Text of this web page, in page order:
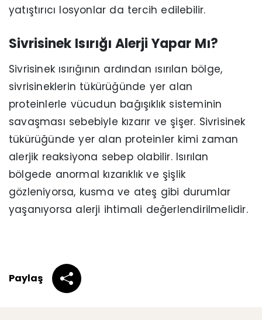
yatıştırıcı losyonlar da tercih edilebilir.
Sivrisinek Isırığı Alerji Yapar Mı?
Sivrisinek ısırığının ardından ısırılan bölge,
sivrisineklerin tükürüğünde yer alan
proteinlerle vücudun bağışıklık sisteminin
savaşması sebebiyle kızarır ve şişer. Sivrisinek
tükürüğünde yer alan proteinler kimi zaman
alerjik reaksiyona sebep olabilir. Isırılan
bölgede anormal kızarıklık ve şişlik
gözleniyorsa, kusma ve ateş gibi durumlar
yaşanıyorsa alerji ihtimali değerlendirilmelidir.
Paylaş